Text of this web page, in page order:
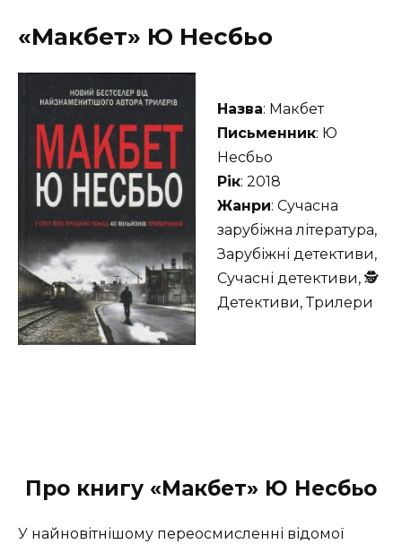
«Макбет» Ю Несбьо
Назва: Макбет
Письменник: Ю
Несбьо
Рік: 2018
Жанри: Сучасна
зарубіжна література,
Зарубіжні детективи,
Сучасні детективи, 🕵
Детективи, Трилери
Про книгу «Макбет» Ю Несбьо
У найновітнішому переосмисленні відомої